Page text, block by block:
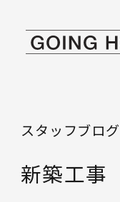
スタッフブログ
新築工事